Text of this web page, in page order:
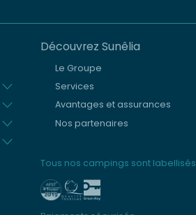
Découvrez Sunêlia
Le Groupe
Services
Avantages et assurances
Nos partenaires
Tous nos campings sont labellisés